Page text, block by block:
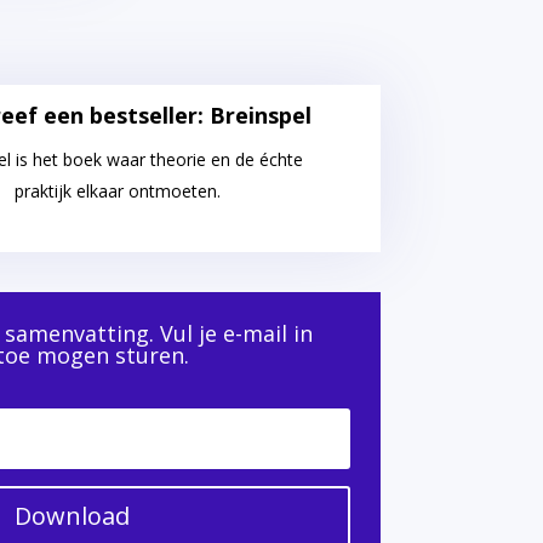
een bestseller: Breinspel
is het boek waar theorie en de échte
praktijk elkaar ontmoeten.
Vul je e-mail in
mogen sturen.
Download